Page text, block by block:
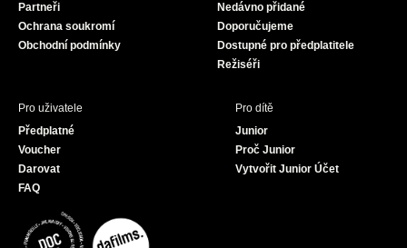
Partneři
Ochrana soukromí
Obchodní podmínky
Nedávno přidané
Doporučujeme
Dostupné pro předplatitele
Režiséři
Pro uživatele
Předplatné
Voucher
Darovat
FAQ
Pro dítě
Junior
Proč Junior
Vytvořit Junior Účet